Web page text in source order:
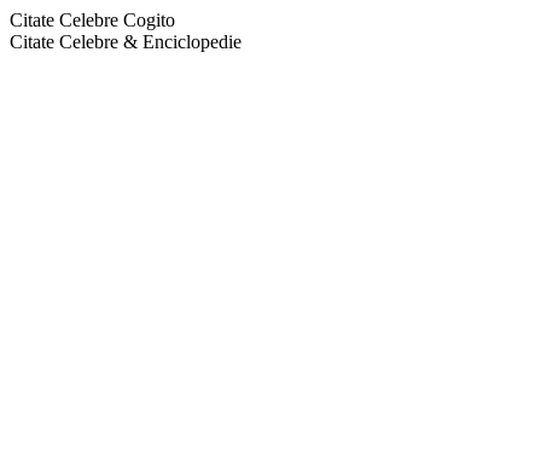
Citate Celebre Cogito
Citate Celebre & Enciclopedie